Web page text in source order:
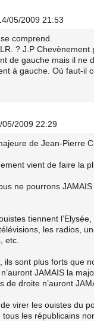
05/2009 21:53
comprend.
? J.P
de gauche mais il
à gauche. Où faut-il
05/2009 22:29
de Jean-Pierre
vient de faire la
ne pourrons
tiennent
les radios,
etc.
ils sont plus forts que
JAMAIS la
de droite n’auront
virer les ouistes du
les républicains